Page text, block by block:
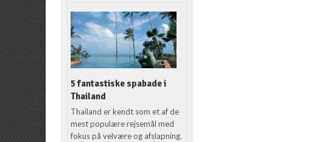
5 fantastiske spabade i
Thailand
Thailand er kendt som et af de
mest populære rejsemål med
fokus på velvære og afslapning.